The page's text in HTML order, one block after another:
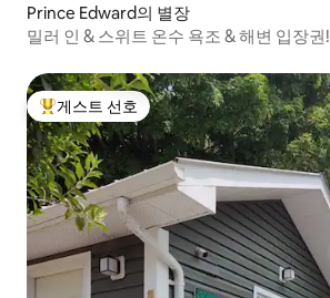
Prince Edward의 별장
밀러 인 & 스위트 온수 욕조 & 해변 입장권!
상위 게스트 선호
게스트 선호